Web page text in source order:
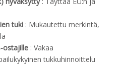
tuki : Mukautettu merkintä,
ostajille : Vakaa
tukkuhinnoittelu